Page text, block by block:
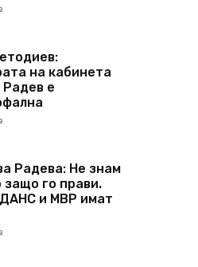
на кабинета
е
Радева: Не знам
защо го прави.
и МВР имат